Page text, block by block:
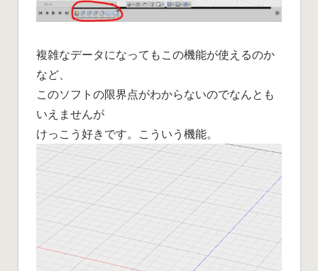
複雑なデータになってもこの機能が使えるのか
など、
このソフトの限界点がわからないのでなんとも
いえませんが
けっこう好きです。こういう機能。